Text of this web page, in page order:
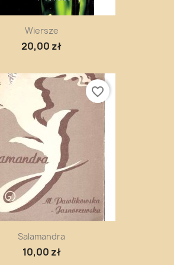
Wiersze
20,00 zł
Salamandra
10,00 zł
favorite_border